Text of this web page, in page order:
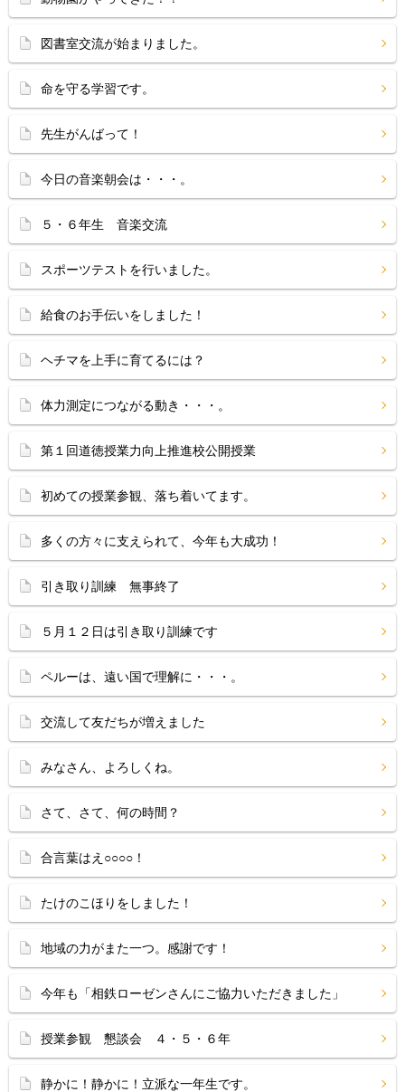
図書室交流が始まりました。
命を守る学習です。
先生がんばって！
今日の音楽朝会は・・・。
５・６年生 音楽交流
スポーツテストを行いました。
給食のお手伝いをしました！
ヘチマを上手に育てるには？
体力測定につながる動き・・・。
第１回道徳授業力向上推進校公開授業
初めての授業参観、落ち着いてます。
多くの方々に支えられて、今年も大成功！
引き取り訓練 無事終了
５月１２日は引き取り訓練です
ペルーは、遠い国で理解に・・・。
交流して友だちが増えました
みなさん、よろしくね。
さて、さて、何の時間？
合言葉はえ○○○○！
たけのこほりをしました！
地域の力がまた一つ。感謝です！
今年も「相鉄ローゼンさんにご協力いただきました」
授業参観 懇談会 ４・５・６年
静かに！静かに！立派な一年生です。